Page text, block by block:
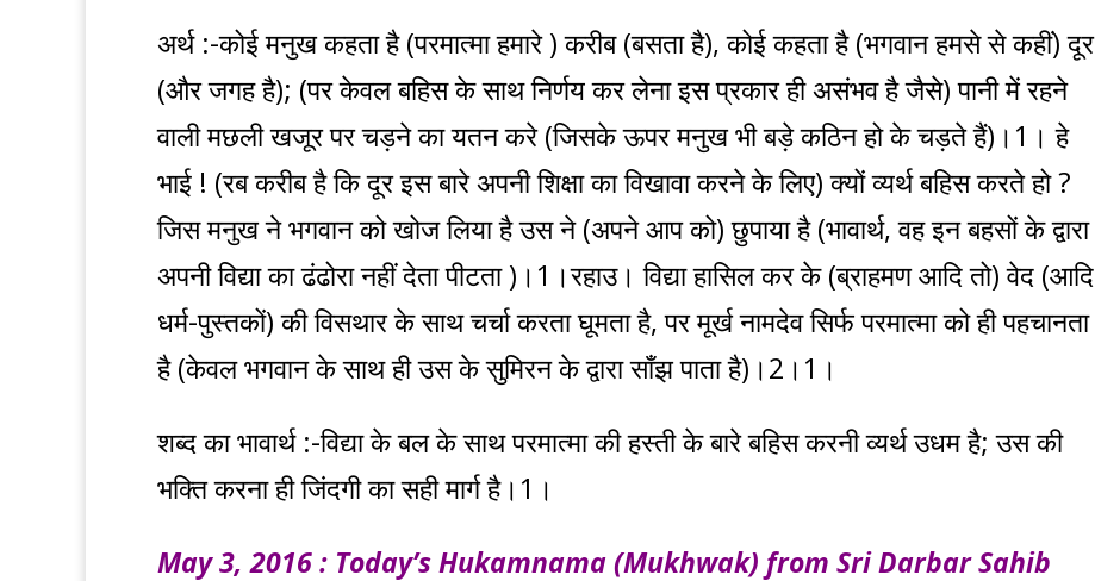
अर्थ :-कोई मनुख कहता है (परमात्मा हमारे ) करीब (बसता है), कोई कहता है (भगवान हमसे से कहीं) दूर
(और जगह है); (पर केवल बहिस के साथ निर्णय कर लेना इस प्रकार ही असंभव है जैसे) पानी में रहने
वाली मछली खजूर पर चड़ने का यतन करे (जिसके ऊपर मनुख भी बड़े कठिन हो के चड़ते हैं)।1। हे
भाई ! (रब करीब है कि दूर इस बारे अपनी शिक्षा का विखावा करने के लिए) क्यों व्यर्थ बहिस करते हो ?
जिस मनुख ने भगवान को खोज लिया है उस ने (अपने आप को) छुपाया है (भावार्थ, वह इन बहसों के द्वारा
अपनी विद्या का ढंढोरा नहीं देता पीटता )।1।रहाउ। विद्या हासिल कर के (ब्राहमण आदि तो) वेद (आदि
धर्म-पुस्तकों) की विसथार के साथ चर्चा करता घूमता है, पर मूर्ख नामदेव सिर्फ परमात्मा को ही पहचानता
है (केवल भगवान के साथ ही उस के सुमिरन के द्वारा साँझ पाता है)।2।1।
शब्द का भावार्थ :-विद्या के बल के साथ परमात्मा की हस्ती के बारे बहिस करनी व्यर्थ उधम है; उस की
भक्ति करना ही जिंदगी का सही मार्ग है।1।
May 3, 2016 : Today’s Hukamnama (Mukhwak) from Sri Darbar Sahib